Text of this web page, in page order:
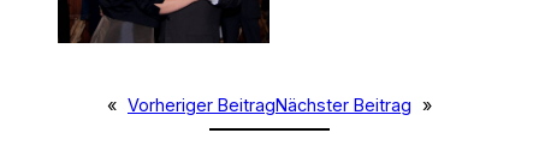
« Vorheriger BeitragNächster Beitrag »